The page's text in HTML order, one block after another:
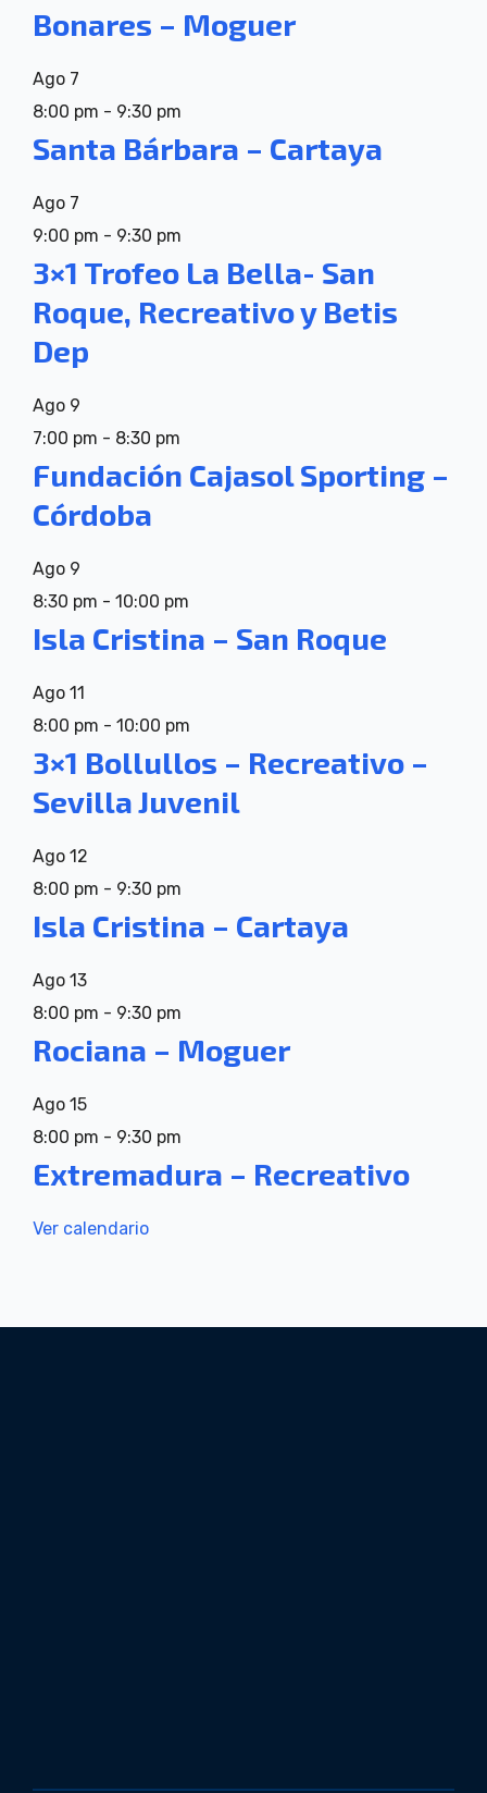
Bonares – Moguer
Ago 7
8:00 pm - 9:30 pm
Santa Bárbara – Cartaya
Ago 7
9:00 pm - 9:30 pm
3×1 Trofeo La Bella- San
Roque, Recreativo y Betis
Dep
Ago 9
7:00 pm - 8:30 pm
Fundación Cajasol Sporting –
Córdoba
Ago 9
8:30 pm - 10:00 pm
Isla Cristina – San Roque
Ago 11
8:00 pm - 10:00 pm
3×1 Bollullos – Recreativo –
Sevilla Juvenil
Ago 12
8:00 pm - 9:30 pm
Isla Cristina – Cartaya
Ago 13
8:00 pm - 9:30 pm
Rociana – Moguer
Ago 15
8:00 pm - 9:30 pm
Extremadura – Recreativo
Ver calendario